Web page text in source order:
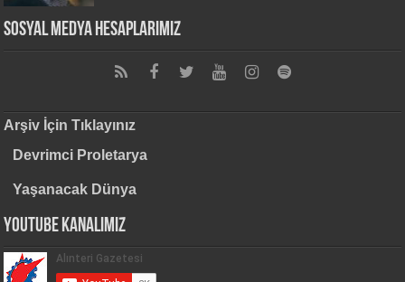
Sosyal Medya Hesaplarımız
Arşiv İçin Tıklayınız
Devrimci Proletarya
Yaşanacak Dünya
Youtube Kanalımız